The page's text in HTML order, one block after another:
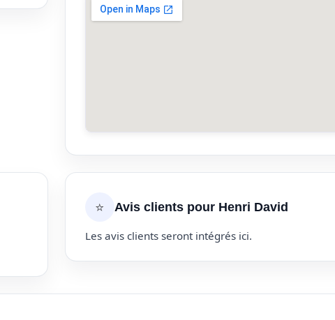
⭐ Avis clients pour Henri David
Les avis clients seront intégrés ici.